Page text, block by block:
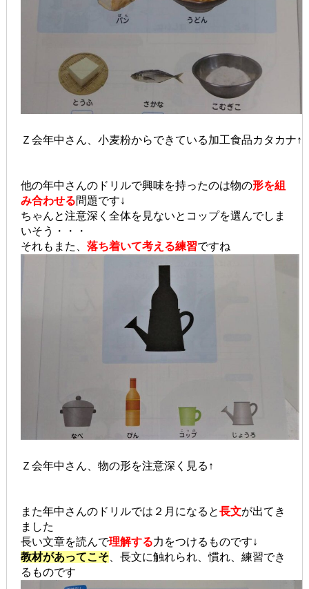
Ｚ会年中さん、小麦粉からできている加工食品カタカナ↑
他の年中さんのドリルで興味を持ったのは物の形を組
み合わせる問題です↓
ちゃんと注意深く全体を見ないとコップを選んでしま
いそう・・・
それもまた、 落ち着いて考える練習ですね
Ｚ会年中さん、物の形を注意深く見る↑
また年中さんのドリルでは２月になると長文が出てき
ました
長い文章を読んで理解する力をつけるものです↓
教材があってこそ、長文に触れられ、慣れ、練習でき
るものです